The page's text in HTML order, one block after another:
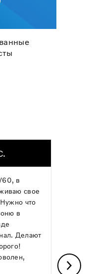
в
свое
что
в
Делают